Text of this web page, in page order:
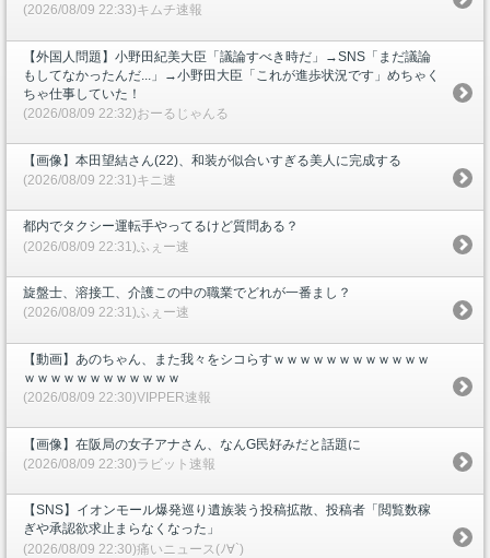
(2026/08/09 22:33)キムチ速報
【外国人問題】小野田紀美大臣「議論すべき時だ」→SNS「まだ議論
もしてなかったんだ...」→小野田大臣「これが進歩状況です」めちゃく
ちゃ仕事していた！
(2026/08/09 22:32)おーるじゃんる
【画像】本田望結さん(22)、和装が似合いすぎる美人に完成する
(2026/08/09 22:31)キニ速
都内でタクシー運転手やってるけど質問ある？
(2026/08/09 22:31)ふぇー速
旋盤士、溶接工、介護この中の職業でどれが一番まし？
(2026/08/09 22:31)ふぇー速
【動画】あのちゃん、また我々をシコらすｗｗｗｗｗｗｗｗｗｗｗｗ
ｗｗｗｗｗｗｗｗｗｗｗｗ
(2026/08/09 22:30)VIPPER速報
【画像】在阪局の女子アナさん、なんG民好みだと話題に
(2026/08/09 22:30)ラビット速報
【SNS】イオンモール爆発巡り遺族装う投稿拡散、投稿者「閲覧数稼
ぎや承認欲求止まらなくなった」
(2026/08/09 22:30)痛いニュース(ﾉ∀`)